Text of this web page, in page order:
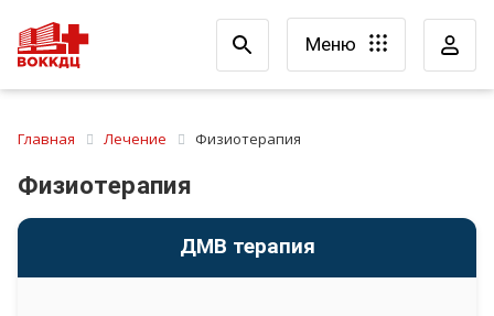
Меню
Главная Лечение Физиотерапия
Физиотерапия
ДМВ терапия